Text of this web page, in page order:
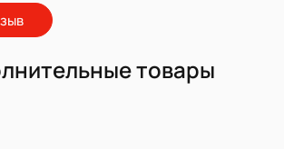
товары